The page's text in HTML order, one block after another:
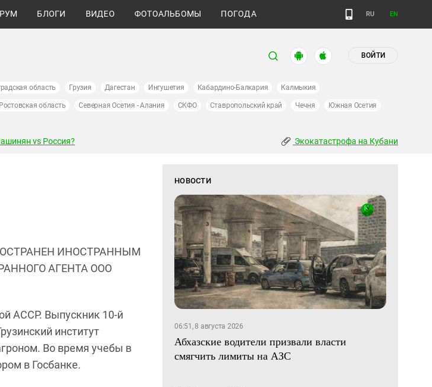
БЛОГИ ВИДЕО ФОТОАЛЬБОМЫ ПОГОДА RU EN
ВОЙТИ
область Грузия Дагестан Ингушетия Кабардино-Балкария Калмыкия
Ростовская область Северная Осетия - Алания СКФО Ставропольский край Чечня Южная Осетия
vs Россия? Экокатастрофа на Кубани
ИНОСТРАННЫМ
АГЕНТА ООО
АССР. Выпускник 10-й
институт
Во время учебы в
в Госбанке.
НОВОСТИ
06:51, 8 августа 2026
Абхазские водители призвали власти
смягчить лимиты на АЗС